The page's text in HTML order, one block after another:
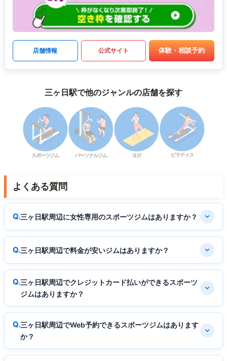
店舗情報 公式サイト 体験・相談予約
三ヶ日駅で他のジャンルの店舗を探す
スポーツジム パーソナルジム ヨガ ピラティス
よくある質問
三ヶ日駅周辺に女性専用のスポーツジムはありますか？
三ヶ日駅周辺で料金が安いジムはありますか？
三ヶ日駅周辺でクレジットカード払いができるスポーツ
ジムはありますか？
三ヶ日駅周辺でWeb予約できるスポーツジムはあります
か？